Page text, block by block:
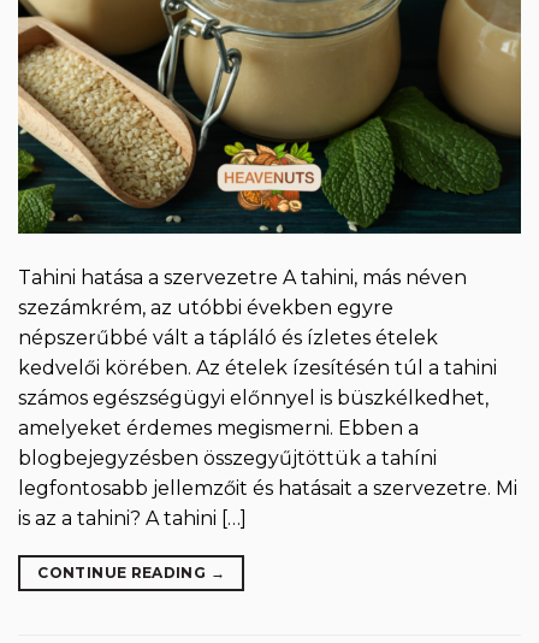
Tahini hatása a szervezetre A tahini, más néven
szezámkrém, az utóbbi években egyre
népszerűbbé vált a tápláló és ízletes ételek
kedvelői körében. Az ételek ízesítésén túl a tahini
számos egészségügyi előnnyel is büszkélkedhet,
amelyeket érdemes megismerni. Ebben a
blogbejegyzésben összegyűjtöttük a tahíni
legfontosabb jellemzőit és hatásait a szervezetre. Mi
is az a tahini? A tahini […]
CONTINUE READING →